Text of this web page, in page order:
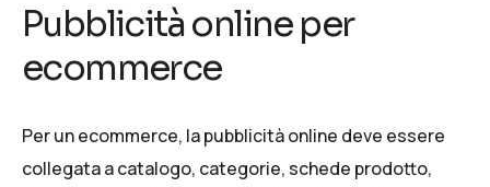
Pubblicità online per
ecommerce
Per un ecommerce, la pubblicità online deve essere
collegata a catalogo, categorie, schede prodotto,